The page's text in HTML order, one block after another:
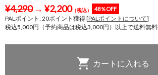
¥4,290→ ¥2,200（税込） 48％OFF
PALポイント:20ポイント獲得 [PALポイントについて]
税込5,000円（予約商品は税込3,000円）以上で送料無